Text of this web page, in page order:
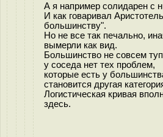
А я например солидарен с
И как говаривал
большинству".
Но не все так печально,
вымерли как вид.
Большинство не совсем
у соседа нет тех проблем,
которые есть у
становится другая
Логистическая кривая
здесь.